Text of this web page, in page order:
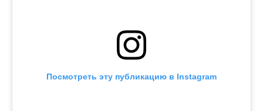
Посмотреть эту публикацию в Instagram